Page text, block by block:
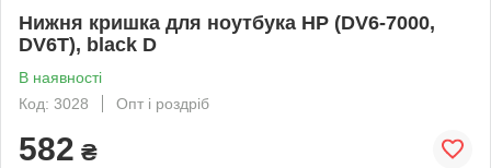
Нижня кришка для ноутбука HP (DV6-7000,
DV6T), black D
В наявності
Код: 3028
Опт і роздріб
582 ₴